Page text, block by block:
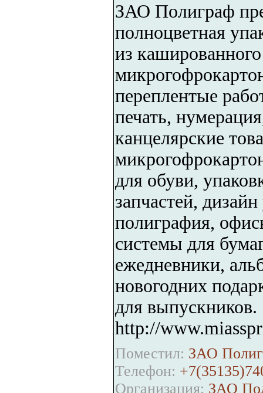
ЗАО Полиграф
полноцветная
из
переплентые
печать,
канцелярские
для обуви,
запчастей,
полиграфия,
системы для
ежедневники,
новогодних
для выпускников.
http://
Поместил: ЗАО
Телефон:
Организация: ЗАО